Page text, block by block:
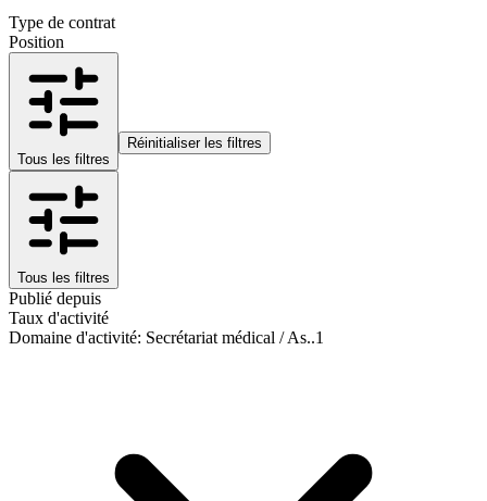
Type de contrat
Position
Tous les filtres
Réinitialiser les filtres
Tous les filtres
Publié depuis
Taux d'activité
Domaine d'activité: Secrétariat médical / As..1